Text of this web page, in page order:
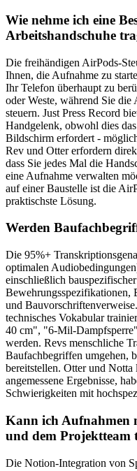
Wie nehme ich eine
Arbeitshandschuhe
Die freihändigen AirPods-
Ihnen, die Aufnahme zu
Ihr Telefon überhaupt zu
oder Weste, während Sie
steuern. Just Press Record
Handgelenk, obwohl dies
Bildschirm erfordert -
Rev und Otter erfordern
dass Sie jedes Mal die
eine Aufnahme verwalten
auf einer Baustelle ist die
praktischste Lösung.
Werden
Die 95%+
optimalen
einschließlich
Bewehrungsspezifikationen,
und
technisches Vokabular
40 cm", "6-Mil-
werden. Revs menschliche
Baufachbegriffen umgehen,
bereitstellen. Otter und
angemessene Ergebnisse,
Schwierigkeiten mit
Kann ich Aufnahmen
und dem Projektteam
Die Notion-Integration von